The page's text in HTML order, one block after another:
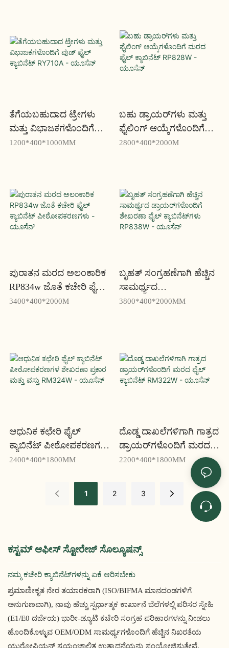
ತೆಗೆಯಬಹುದಾದ ಟ್ರೇಗಳು
ಮತ್ತು ವಿಭಾಜಕಗಳೊಂದಿಗೆ
ವುಡ್ ಫೈಲ್ ಕ್ಯಾಬಿನೆಟ್
1200*400*1000MM
ಬಹು ಡ್ರಾಯರ್‌ಗಳು ಮತ್ತು
ಫೈಲಿಂಗ್ ಆಯ್ಕೆಗಳೊಂದಿಗೆ
ಮರದ ಫೈಲ್ ಕ್ಯಾಬಿನೆಟ್
2800*400*2000M
ಪುರಾತನ ಮರದ ಅಲಂಕಾರಿಕ
RP834w ಜೊತೆ ಕಚೇರಿ ಫೈಲ್
ಕ್ಯಾಬಿನೆಟ್ ಪೀಠೋಪಕರಣಗಳು
3400*400*2000M
ಬೃಹತ್ ಸಂಗ್ರಹಣೆಗಾಗಿ ಹೆಚ್ಚಿನ
ಸಾಮರ್ಥ್ಯದ
ಡ್ರಾಯರ್‌ಗಳೊಂದಿಗೆ
3800*400*2000MM
ಆಧುನಿಕ ಕಛೇರಿ ಫೈಲ್
ಕ್ಯಾಬಿನೆಟ್ ಪೀಠೋಪಕರಣಗಳ
ಶೇಖರಣಾ ಪ್ರಕಾರ ಮತ್ತು ವಸ್ತು
2400*400*1800MM
ದೊಡ್ಡ ದಾಖಲೆಗಳಿಗಾಗಿ ಗಾತ್ರದ
ಡ್ರಾಯರ್‌ಗಳೊಂದಿಗೆ ಮರದ
ಫೈಲ್ ಕ್ಯಾಬಿನೆಟ್ RM322W -
2200*400*1800MM
1 2 3
ಕಸ್ಟಮ್ ಆಫೀಸ್ ಸ್ಟೋರೇಜ್ ಸೊಲ್ಯೂಷನ್ಸ್
ನಮ್ಮ ಕಚೇರಿ ಕ್ಯಾಬಿನೆಟ್‌ಗಳನ್ನು ಏಕೆ ಆರಿಸಬೇಕು
ಪ್ರಮಾಣೀಕೃತ ನೇರ ತಯಾರಕರಾಗಿ (ISO/BIFMA ಮಾನದಂಡಗಳಿಗೆ
ಅನುಗುಣವಾಗಿ), ನಾವು ಹೆಚ್ಚು ಸ್ಪರ್ಧಾತ್ಮಕ ಕಾರ್ಖಾನೆ ಬೆಲೆಗಳಲ್ಲಿ ಪರಿಸರ ಸ್ನೇಹಿ
(E1/E0 ದರ್ಜೆಯ) ಭಾರೀ-ಡ್ಯೂಟಿ ಕಚೇರಿ ಸಂಗ್ರಹ ಪರಿಹಾರಗಳನ್ನು ನೀಡಲು
ಹೊಂದಿಕೊಳ್ಳುವ OEM/ODM ಸಾಮರ್ಥ್ಯಗಳೊಂದಿಗೆ ಹೆಚ್ಚಿನ ನಿಖರತೆಯ
ಯುರೋಪಿಯನ್ ಸ್ವಯಂಚಾಲಿತ ಉತ್ಪಾದನೆಯನ್ನು ಸಂಯೋಜಿಸುತ್ತೇವೆ.